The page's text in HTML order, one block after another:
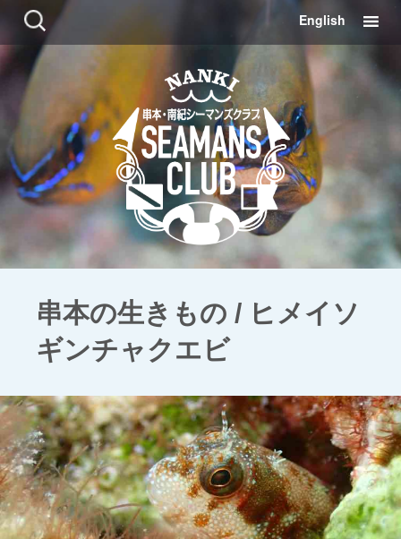
検
索:
コ
ン
ツ
に
English
串本の生きもの / ヒメイソ
ギンチャクエビ